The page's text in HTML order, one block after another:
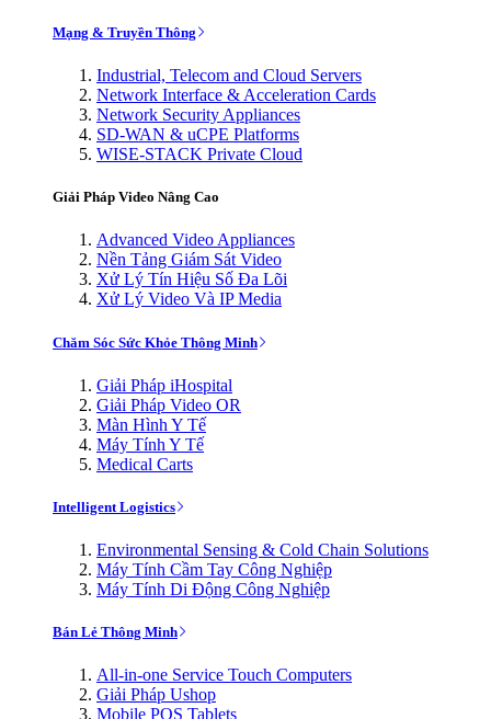
Mạng & Truyền Thông
Industrial, Telecom and Cloud Servers
Network Interface & Acceleration Cards
Network Security Appliances
SD-WAN & uCPE Platforms
WISE-STACK Private Cloud
Giải Pháp Video Nâng Cao
Advanced Video Appliances
Nền Tảng Giám Sát Video
Xử Lý Tín Hiệu Số Đa Lõi
Xử Lý Video Và IP Media
Chăm Sóc Sức Khỏe Thông Minh
Giải Pháp iHospital
Giải Pháp Video OR
Màn Hình Y Tế
Máy Tính Y Tế
Medical Carts
Intelligent Logistics
Environmental Sensing & Cold Chain Solutions
Máy Tính Cầm Tay Công Nghiệp
Máy Tính Di Động Công Nghiệp
Bán Lẻ Thông Minh
All-in-one Service Touch Computers
Giải Pháp Ushop
Mobile POS Tablets